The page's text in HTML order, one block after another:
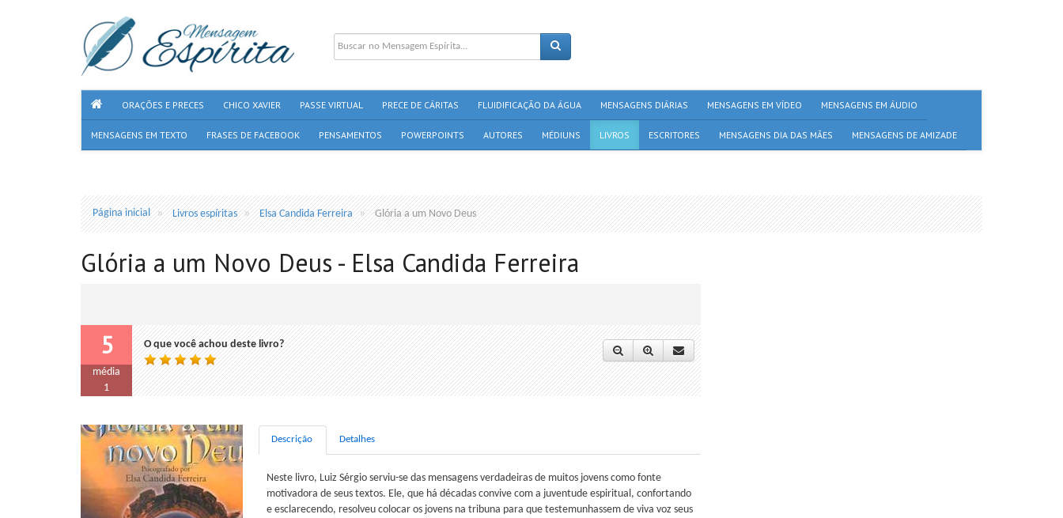
ORAÇÕES E PRECES CHICO XAVIER PASSE VIRTUAL PRECE DE CÁRITAS FLUIDIFICAÇÃO DA ÁGUA MENSAGENS DIÁRIAS MENSAGENS EM VÍDEO MENSAGENS EM ÁUDIO
MENSAGENS EM TEXTO FRASES DE FACEBOOK PENSAMENTOS POWERPOINTS AUTORES MÉDIUNS LIVROS ESCRITORES MENSAGENS DIA DAS MÃES MENSAGENS DE AMIZADE
Página inicial Livros espíritas Elsa Candida Ferreira Glória a um Novo Deus
Glória a um Novo Deus - Elsa Candida Ferreira
5
média
1
O que você achou deste livro?
Descrição Detalhes
Neste livro, Luiz Sérgio serviu-se das mensagens verdadeiras de muitos jovens como fonte
motivadora de seus textos. Ele, que há décadas convive com a juventude espiritual, confortando
e esclarecendo, resolveu colocar os jovens na tribuna para que testemunhassem de viva voz seus